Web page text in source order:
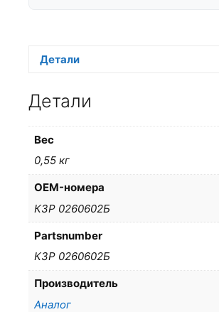
Детали
Детали
Вес
0,55 кг
OEM-номера
КЗР 0260602Б
Partsnumber
КЗР 0260602Б
Производитель
Аналог